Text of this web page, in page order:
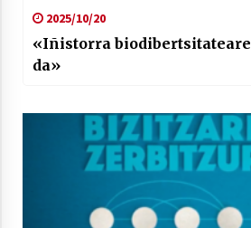
Zebrabidearen
EHZtik
Arrosaren
2025/10/20
«Iñistorra
da»